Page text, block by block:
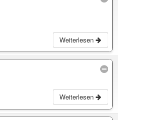
Weiterlesen
Weiterlesen